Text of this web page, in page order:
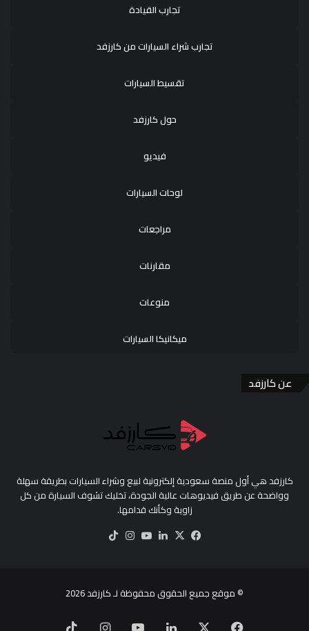
تجارب القيادة
تجارب شراء السيارات من كارزفد
تقسيط السيارات
حول كارزفد
فيديو
لوحات السيارات
مراجعات
مقارنات
منوعات
ميكانيكا السيارات
عن كارزفد
كارزفد هي أول منصة سعودية إلكترونية لبيع وشراء السيارات بطريقة سهلة
وواضحة عن طريق فيديوهات عالية الجودة، تخليك تشوف السيارة من كل
زاوية وكأنك قدامها.
فيسبوك
‫X لينكدإن‫YouTubeانستقرام
© موقع جميع الحقوق محفوظة لـكارزفد